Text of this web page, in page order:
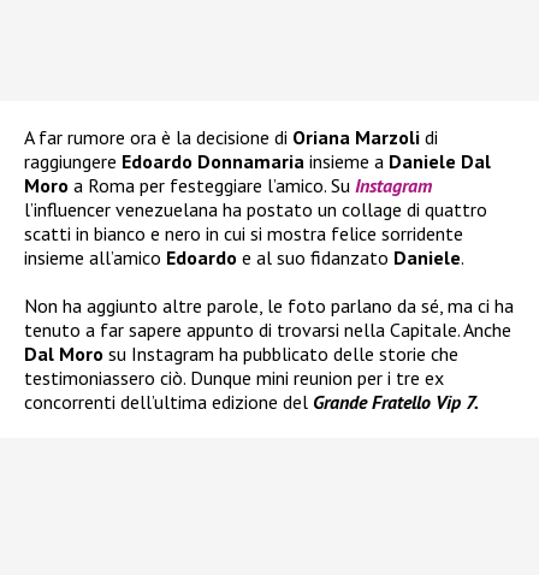
A far rumore ora è la decisione di Oriana Marzoli di
raggiungere Edoardo Donnamaria insieme a Daniele Dal
Moro a Roma per festeggiare l’amico. Su Instagram
l’influencer venezuelana ha postato un collage di quattro
scatti in bianco e nero in cui si mostra felice sorridente
insieme all’amico Edoardo e al suo fidanzato Daniele.
Non ha aggiunto altre parole, le foto parlano da sé, ma ci ha
tenuto a far sapere appunto di trovarsi nella Capitale. Anche
Dal Moro su Instagram ha pubblicato delle storie che
testimoniassero ciò. Dunque mini reunion per i tre ex
concorrenti dell’ultima edizione del Grande Fratello Vip 7.